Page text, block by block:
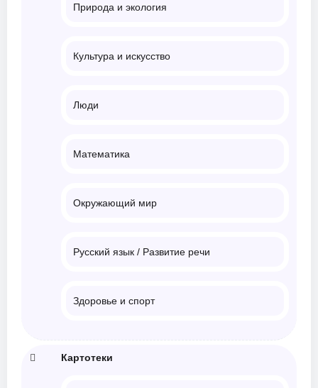
Природа и экология
Культура и искусство
Люди
Математика
Окружающий мир
Русский язык / Развитие речи
Здоровье и спорт
Картотеки